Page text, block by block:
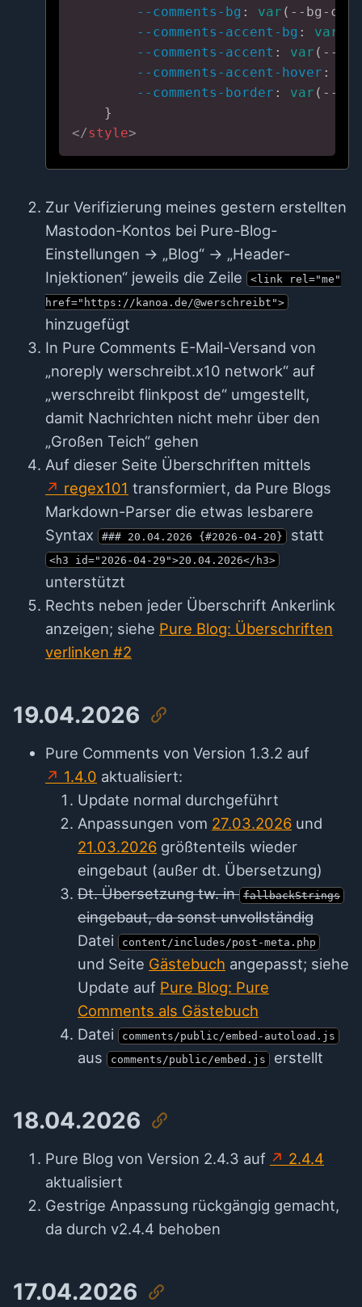
--comments-bg : var (--bg-
--comments-accent-bg : var
--comments-accent : var (--
--comments-accent-hover :
--comments-border : var (--
</style>
Zur Verifizierung meines gestern erstellten
Mastodon-Kontos bei Pure-Blog-
Einstellungen → „Blog“ → „Header-
Injektionen“ jeweils die Zeile
<link rel="me"
href="https://kanoa.de/@werschreibt">
hinzugefügt
In Pure Comments E-Mail-Versand von
„noreply werschreibt.x10 network“ auf
„werschreibt flinkpost de“ umgestellt,
damit Nachrichten nicht mehr über den
„Großen Teich“ gehen
Auf dieser Seite Überschriften mittels
regex101 transformiert, da Pure Blogs
Markdown-Parser die etwas lesbarere
Syntax
### 20.04.2026 {#2026-04-20} statt
<h3 id="2026-04-29">20.04.2026</h3>
unterstützt
Rechts neben jeder Überschrift Ankerlink
anzeigen; siehe Pure Blog: Überschriften
verlinken #2
19.04.2026
Pure Comments von Version 1.3.2 auf
1.4.0 aktualisiert:
Update normal durchgeführt
Anpassungen vom 27.03.2026 und
21.03.2026 größtenteils wieder
eingebaut (außer dt. Übersetzung)
Dt. Übersetzung tw. in fallbackStrings
eingebaut, da sonst unvollständig
Datei
content/includes/post-meta.php
und Seite Gästebuch angepasst; siehe
Update auf Pure Blog: Pure
Comments als Gästebuch
Datei
comments/public/embed-autoload.js
aus comments/public/embed.js erstellt
18.04.2026
Pure Blog von Version 2.4.3 auf
2.4.4
aktualisiert
Gestrige Anpassung rückgängig gemacht,
da durch v2.4.4 behoben
17.04.2026